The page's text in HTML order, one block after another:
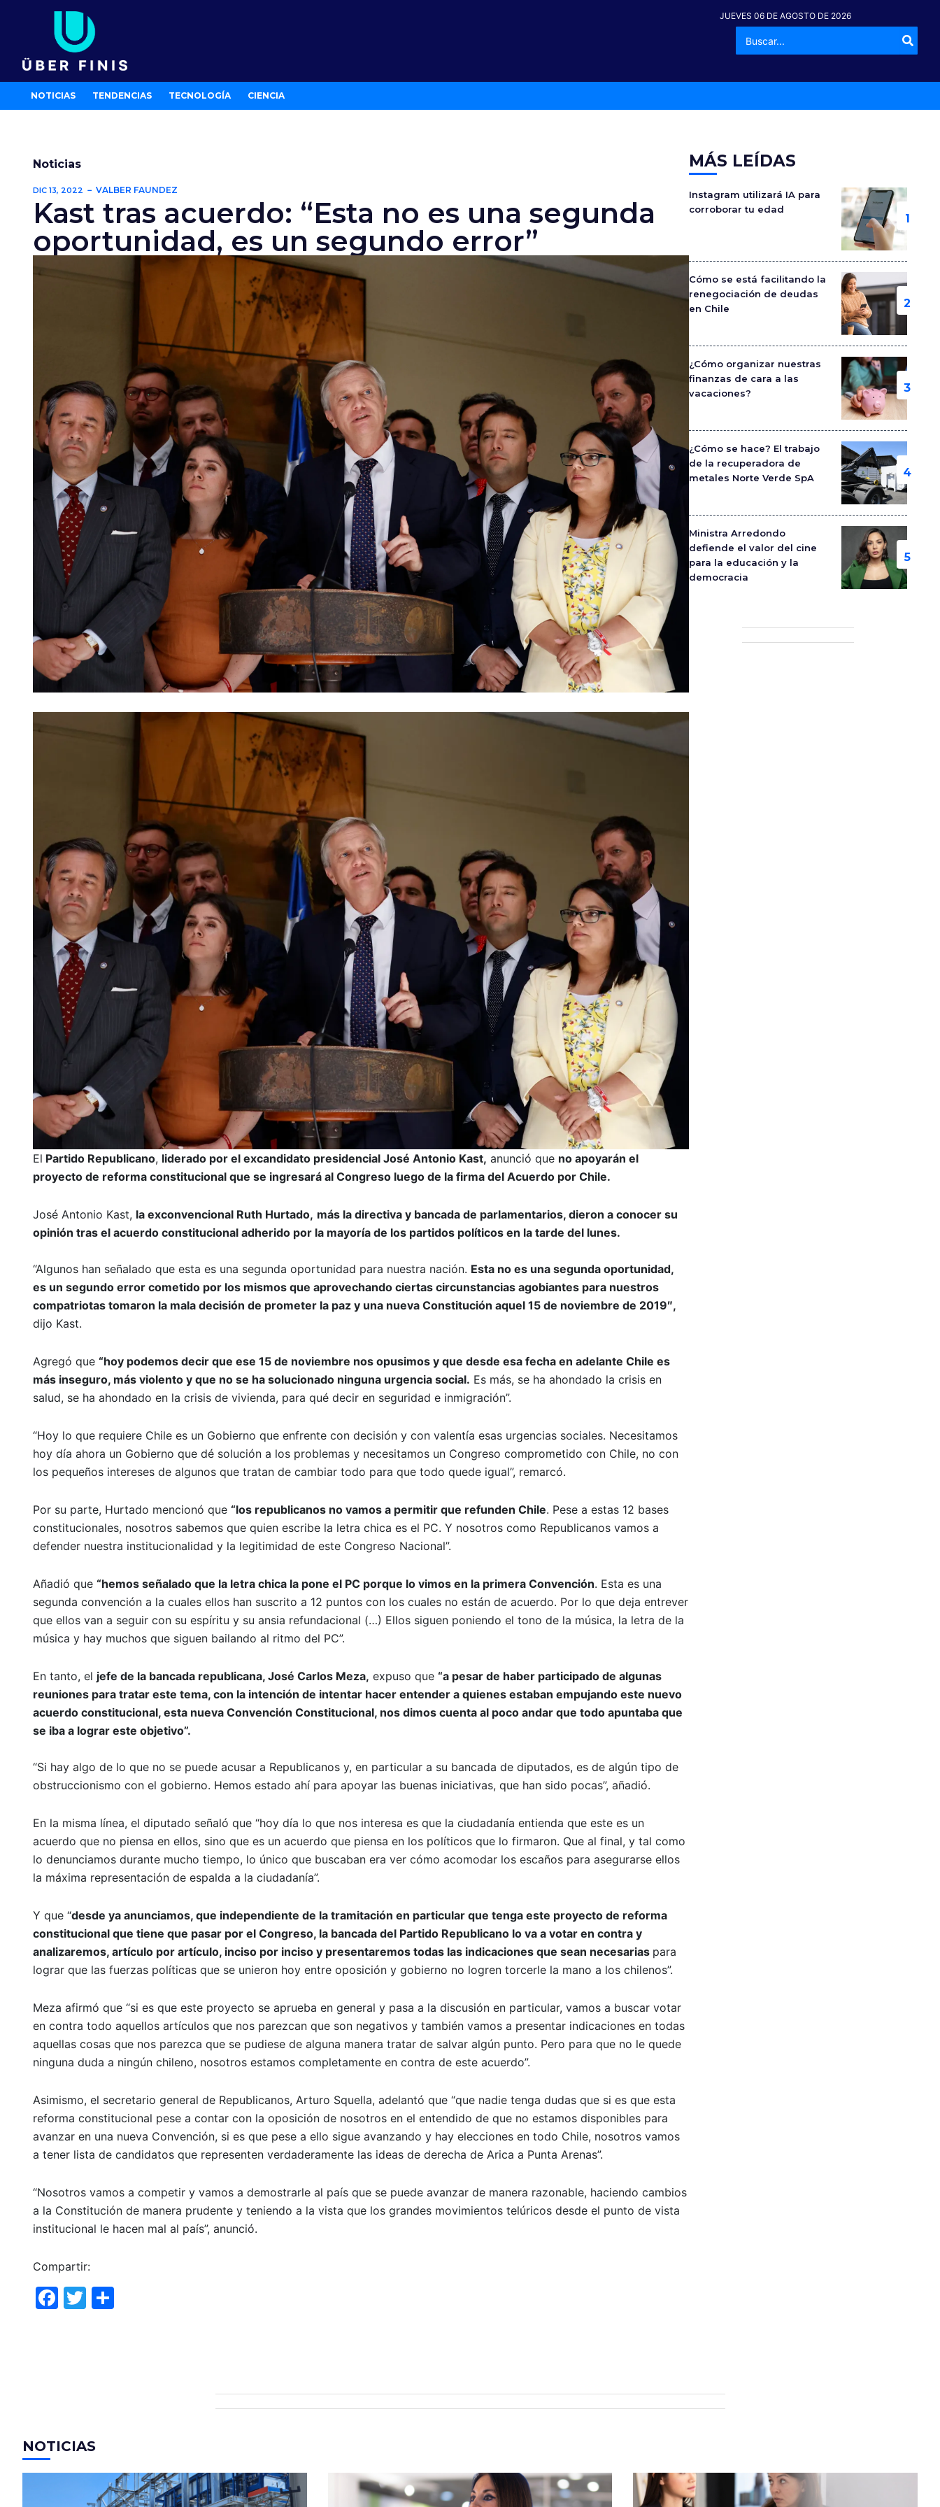
JUEVES 06 DE AGOSTO DE 2026
-º
por:
NOTICIAS TENDENCIAS TECNOLOGÍA CIENCIA
Noticias
DIC 13, 2022 VALBER FAUNDEZ
Kast tras acuerdo: “Esta no es una segunda
oportunidad, es un segundo error”
El Partido Republicano, liderado por el excandidato presidencial José Antonio Kast, anunció que no apoyarán el
proyecto de reforma constitucional que se ingresará al Congreso luego de la firma del Acuerdo por Chile.
José Antonio Kast, la exconvencional Ruth Hurtado, más la directiva y bancada de parlamentarios, dieron a conocer su
opinión tras el acuerdo constitucional adherido por la mayoría de los partidos políticos en la tarde del lunes.
“Algunos han señalado que esta es una segunda oportunidad para nuestra nación. Esta no es una segunda oportunidad,
es un segundo error cometido por los mismos que aprovechando ciertas circunstancias agobiantes para nuestros
compatriotas tomaron la mala decisión de prometer la paz y una nueva Constitución aquel 15 de noviembre de 2019″,
dijo Kast.
Agregó que “hoy podemos decir que ese 15 de noviembre nos opusimos y que desde esa fecha en adelante Chile es
más inseguro, más violento y que no se ha solucionado ninguna urgencia social. Es más, se ha ahondado la crisis en
salud, se ha ahondado en la crisis de vivienda, para qué decir en seguridad e inmigración”.
“Hoy lo que requiere Chile es un Gobierno que enfrente con decisión y con valentía esas urgencias sociales. Necesitamos
hoy día ahora un Gobierno que dé solución a los problemas y necesitamos un Congreso comprometido con Chile, no con
los pequeños intereses de algunos que tratan de cambiar todo para que todo quede igual”, remarcó.
Por su parte, Hurtado mencionó que “los republicanos no vamos a permitir que refunden Chile. Pese a estas 12 bases
constitucionales, nosotros sabemos que quien escribe la letra chica es el PC. Y nosotros como Republicanos vamos a
defender nuestra institucionalidad y la legitimidad de este Congreso Nacional”.
Añadió que “hemos señalado que la letra chica la pone el PC porque lo vimos en la primera Convención. Esta es una
segunda convención a la cuales ellos han suscrito a 12 puntos con los cuales no están de acuerdo. Por lo que deja entrever
que ellos van a seguir con su espíritu y su ansia refundacional (…) Ellos siguen poniendo el tono de la música, la letra de la
música y hay muchos que siguen bailando al ritmo del PC”.
En tanto, el jefe de la bancada republicana, José Carlos Meza, expuso que “a pesar de haber participado de algunas
reuniones para tratar este tema, con la intención de intentar hacer entender a quienes estaban empujando este nuevo
acuerdo constitucional, esta nueva Convención Constitucional, nos dimos cuenta al poco andar que todo apuntaba que
se iba a lograr este objetivo”.
“Si hay algo de lo que no se puede acusar a Republicanos y, en particular a su bancada de diputados, es de algún tipo de
obstruccionismo con el gobierno. Hemos estado ahí para apoyar las buenas iniciativas, que han sido pocas”, añadió.
En la misma línea, el diputado señaló que “hoy día lo que nos interesa es que la ciudadanía entienda que este es un
acuerdo que no piensa en ellos, sino que es un acuerdo que piensa en los políticos que lo firmaron. Que al final, y tal como
lo denunciamos durante mucho tiempo, lo único que buscaban era ver cómo acomodar los escaños para asegurarse ellos
la máxima representación de espalda a la ciudadanía”.
Y que “desde ya anunciamos, que independiente de la tramitación en particular que tenga este proyecto de reforma
constitucional que tiene que pasar por el Congreso, la bancada del Partido Republicano lo va a votar en contra y
analizaremos, artículo por artículo, inciso por inciso y presentaremos todas las indicaciones que sean necesarias para
lograr que las fuerzas políticas que se unieron hoy entre oposición y gobierno no logren torcerle la mano a los chilenos”.
Meza afirmó que “si es que este proyecto se aprueba en general y pasa a la discusión en particular, vamos a buscar votar
en contra todo aquellos artículos que nos parezcan que son negativos y también vamos a presentar indicaciones en todas
aquellas cosas que nos parezca que se pudiese de alguna manera tratar de salvar algún punto. Pero para que no le quede
ninguna duda a ningún chileno, nosotros estamos completamente en contra de este acuerdo”.
Asimismo, el secretario general de Republicanos, Arturo Squella, adelantó que “que nadie tenga dudas que si es que esta
reforma constitucional pese a contar con la oposición de nosotros en el entendido de que no estamos disponibles para
avanzar en una nueva Convención, si es que pese a ello sigue avanzando y hay elecciones en todo Chile, nosotros vamos
a tener lista de candidatos que representen verdaderamente las ideas de derecha de Arica a Punta Arenas”.
“Nosotros vamos a competir y vamos a demostrarle al país que se puede avanzar de manera razonable, haciendo cambios
a la Constitución de manera prudente y teniendo a la vista que los grandes movimientos telúricos desde el punto de vista
institucional le hacen mal al país”, anunció.
Compartir:
F
k
T
MÁS LEÍDAS
Instagram utilizará IA para
corroborar tu edad
Cómo se está facilitando la
renegociación de deudas
en Chile
¿Cómo organizar nuestras
finanzas de cara a las
vacaciones?
¿Cómo se hace? El trabajo
de la recuperadora de
metales Norte Verde SpA
Ministra Arredondo
defiende el valor del cine
para la educación y la
democracia
NOTICIAS